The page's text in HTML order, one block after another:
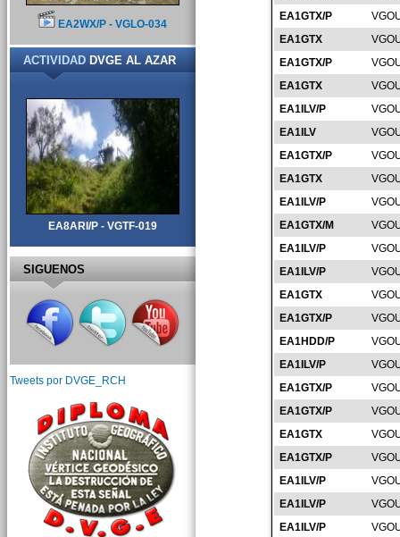
EA1GTX/P
EA1GTX
EA1GTX/P
EA1GTX
EA1ILV/P
EA1ILV
EA1GTX/P
EA1GTX
EA1ILV/P
EA1GTX/M
EA1ILV/P
EA1ILV/P
EA1GTX
EA1GTX/P
EA1HDD/P
EA1ILV/P
EA1GTX/P
EA1GTX/P
EA1GTX
EA1GTX/P
EA1ILV/P
EA1ILV/P
EA1ILV/P
EA2WX/P - VGLO-034
ACTIVIDADDVGE AL AZAR
EA8ARI/P - VGTF-019
SIGUENOS
Tweets por DVGE_RCH